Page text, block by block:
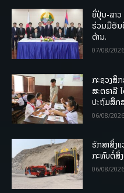
ຍີ່ປຸ່ນ-ລາວ
ຮ່ວມມືອັນ
ດ້ານ.
07/08/2026
ກະຊວງສຶ
ສະຕຣາລີ
ປະຖົມສຶກ
06/08/2026
ຮັກສາສິ່ງ
ກະທົບຕໍ່ສິ່
06/08/2026